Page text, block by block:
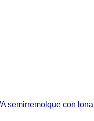
semirremolque con lona